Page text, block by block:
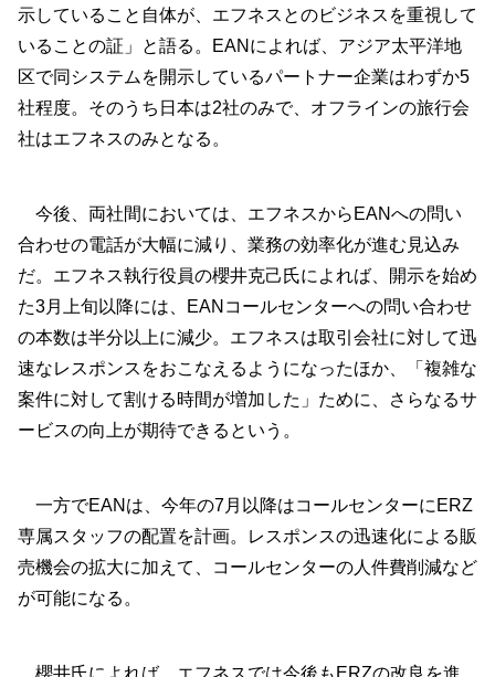
示していること自体が、エフネスとのビジネスを重視して
いることの証」と語る。EANによれば、アジア太平洋地
区で同システムを開示しているパートナー企業はわずか5
社程度。そのうち日本は2社のみで、オフラインの旅行会
社はエフネスのみとなる。
今後、両社間においては、エフネスからEANへの問い
合わせの電話が大幅に減り、業務の効率化が進む見込み
だ。エフネス執行役員の櫻井克己氏によれば、開示を始め
た3月上旬以降には、EANコールセンターへの問い合わせ
の本数は半分以上に減少。エフネスは取引会社に対して迅
速なレスポンスをおこなえるようになったほか、「複雑な
案件に対して割ける時間が増加した」ために、さらなるサ
ービスの向上が期待できるという。
一方でEANは、今年の7月以降はコールセンターにERZ
専属スタッフの配置を計画。レスポンスの迅速化による販
売機会の拡大に加えて、コールセンターの人件費削減など
が可能になる。